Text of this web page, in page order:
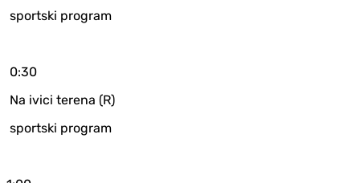
sportski program
0:30
Na ivici terena (R)
sportski program